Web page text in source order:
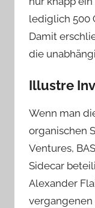
lediglich 500
Damit
die
Illustre
Wenn man
organischen
Ventures,
Sidecar
Alexander
vergangenen